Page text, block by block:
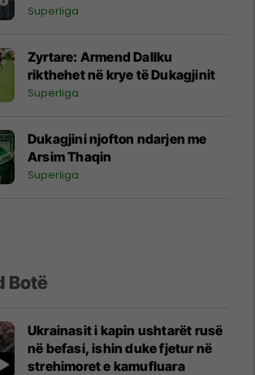
Superliga
Zyrtare: Armend Dallku
rikthehet në krye të Dukagjinit
Superliga
Dukagjini njofton ndarjen me
Arsim Thaqin
Superliga
Botë
Ukrainasit i kapin ushtarët rusë
në befasi, ishin duke fjetur në
strehimoret e kamufluara